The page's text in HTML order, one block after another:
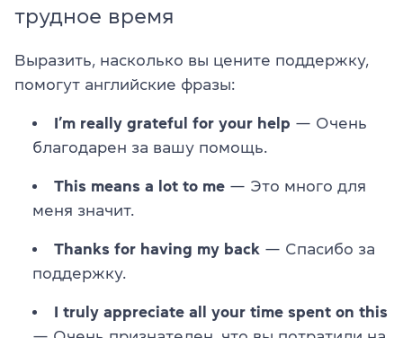
трудное время
Выразить, насколько вы цените поддержку,
помогут английские фразы:
I’m really grateful for your help — Очень
благодарен за вашу помощь.
This means a lot to me — Это много для
меня значит.
Thanks for having my back — Спасибо за
поддержку.
I truly appreciate all your time spent on this